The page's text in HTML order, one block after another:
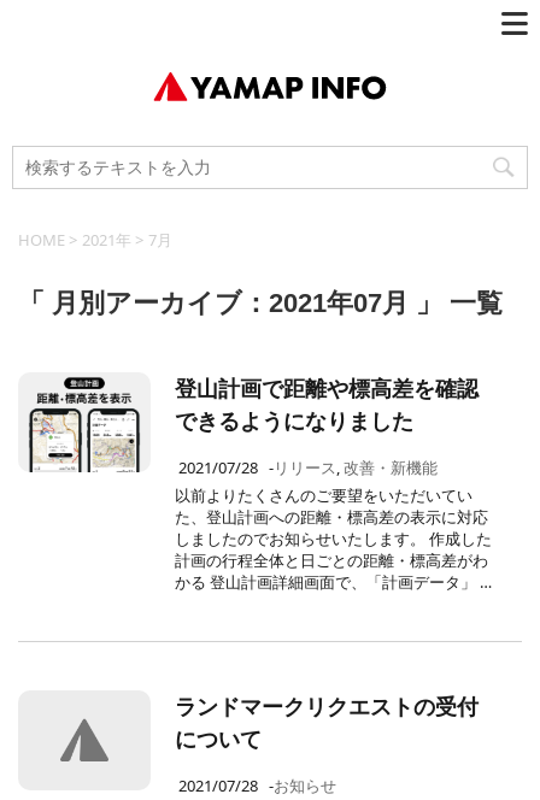
HOME > 2021年 > 7月
「 月別アーカイブ：2021年07月 」 一覧
登山計画で距離や標高差を確認
できるようになりました
2021/07/28 -リリース,改善・新機能
以前よりたくさんのご要望をいただいてい
た、登山計画への距離・標高差の表示に対応
しましたのでお知らせいたします。 作成した
計画の行程全体と日ごとの距離・標高差がわ
かる 登山計画詳細画面で、「計画データ」 …
ランドマークリクエストの受付
について
2021/07/28 -お知らせ